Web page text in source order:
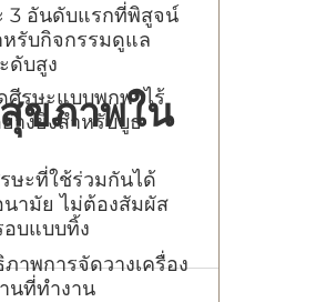
ขภาพใน
3 อันดับแรกที่พิสูจน์
หรับกิจกรรมดูแล
ดับสูง
ศีรษะแบบพกพาไร้
างยิ่งสำหรับบูธ
ษะที่ใช้ร่วมกันได้
ามัย ไม่ต้องสัมผัส
บแบบทิ้ง
าพการจัดวางเครื่อง
นที่ทำงาน